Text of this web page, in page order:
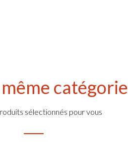
catégorie
sélectionnés pour vous